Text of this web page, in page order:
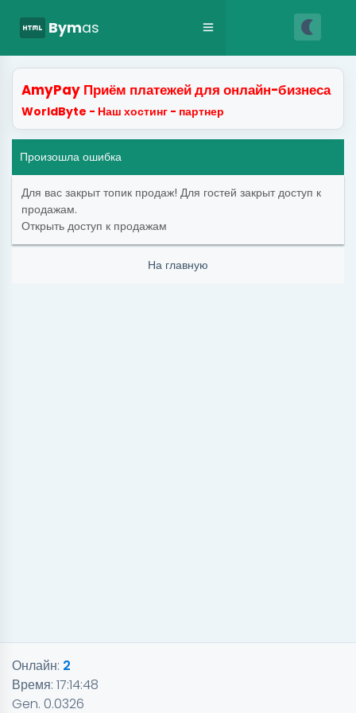
html Bymas nightlight
AmyPay Приём платежей для онлайн-бизнеса
WorldByte - Наш хостинг - партнер
Произошла ошибка
Для вас закрыт топик продаж! Для гостей закрыт доступ к
продажам.
Открыть доступ к продажам
На главную
Онлайн: 2
Время: 17:14:48
Gen. 0.0326